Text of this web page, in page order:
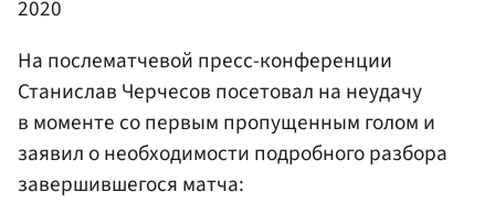
2020
На послематчевой пресс-конференции
Станислав Черчесов посетовал на неудачу
в моменте со первым пропущенным голом и
заявил о необходимости подробного разбора
завершившегося матча: